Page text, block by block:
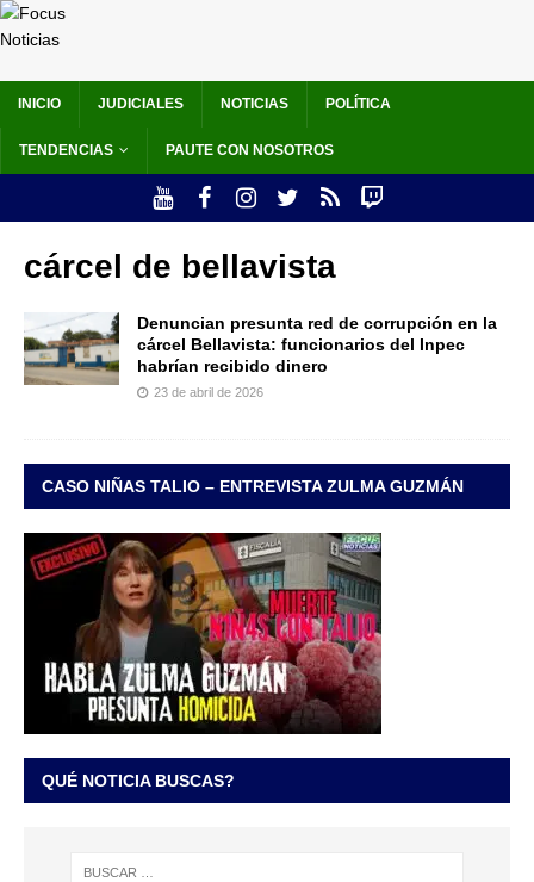
INICIO JUDICIALES NOTICIAS POLÍTICA
TENDENCIAS PAUTE CON NOSOTROS
cárcel de bellavista
Denuncian presunta red de corrupción en la
cárcel Bellavista: funcionarios del Inpec
habrían recibido dinero
23 de abril de 2026
CASO NIÑAS TALIO – ENTREVISTA ZULMA GUZMÁN
QUÉ NOTICIA BUSCAS?